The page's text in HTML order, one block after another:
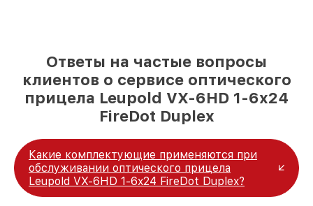
Ответы на частые вопросы
клиентов о сервисе оптического
прицела Leupold VX-6HD 1-6x24
FireDot Duplex
Какие комплектующие применяются при
обслуживании оптического прицела
Leupold VX-6HD 1-6x24 FireDot Duplex?